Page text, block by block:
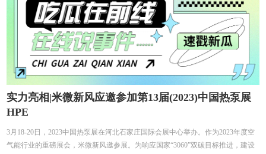
实力亮相|米微新风应邀参加第13届(2023)中国热泵展
HPE
3月18-20日，2023中国热泵展在河北石家庄国际会展中心举办。作为2023年度空
气能行业的重磅展会，米微新风邀参展。为响应国家“3060”双碳目标推进，建设